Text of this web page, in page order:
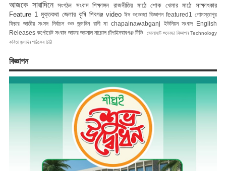
আজকে সারাদিনে সংগঠন সংবাদ শিক্ষাঙ্গন রাজনীতির মাঠে শোক খেলার মাঠে
সাক্ষাৎকার
Feature 1 মুক্তকথা জেলার কৃষি শিবগঞ্জ video ঈদ শুভেচ্ছা বিজ্ঞাপন featured1
গোমস্তাপুর
ফিচার জাতীয় সংসদ নির্বাচন শুভ জন্মদিন রানী মা chapainawabganj ইউনিয়ন সংবাদ English
Releases কর্পোরেট সংবাদ জাফর জয়নাল নাচোল চাঁপাইনবাবগঞ্জ টিভি ভোলাহাট শুভেচ্ছা বিজ্ঞাপন Technology
কবিতা জন্মদিন পাঠকের চিঠি
বিজ্ঞাপন